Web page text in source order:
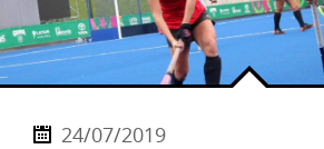
24/07/2019